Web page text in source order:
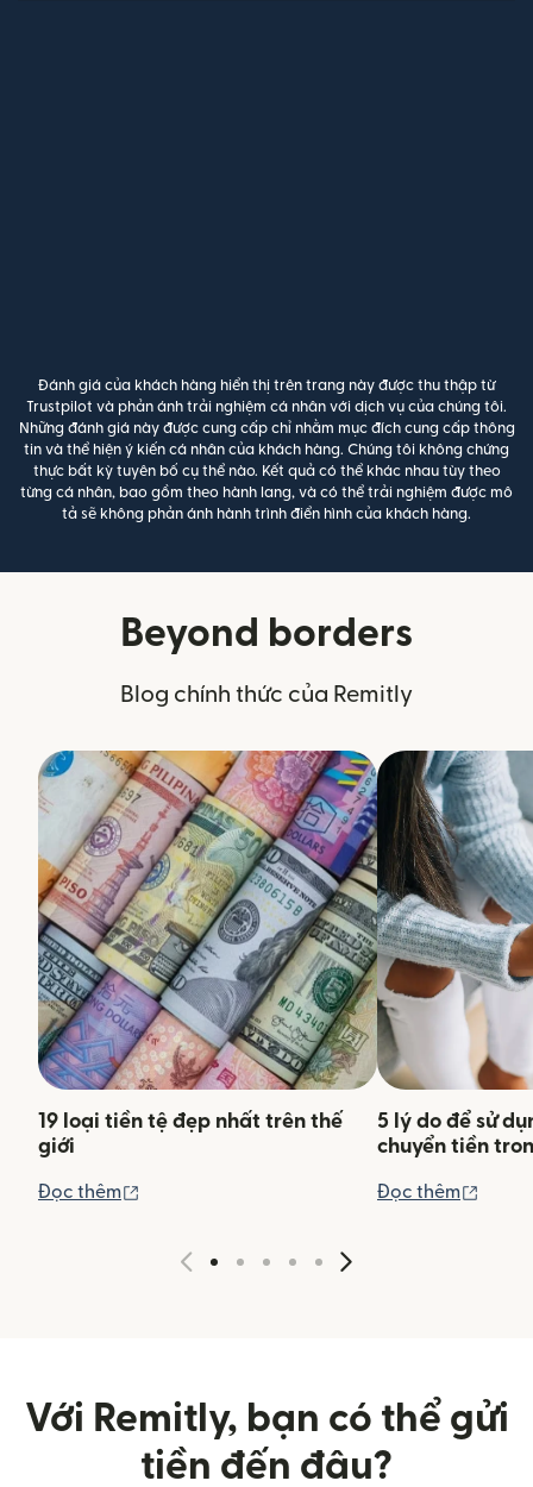
Đánh giá của khách hàng hiển thị trên trang này được thu thập từ
Trustpilot và phản ánh trải nghiệm cá nhân với dịch vụ của chúng tôi.
Những đánh giá này được cung cấp chỉ nhằm mục đích cung cấp thông
tin và thể hiện ý kiến cá nhân của khách hàng. Chúng tôi không chứng
thực bất kỳ tuyên bố cụ thể nào. Kết quả có thể khác nhau tùy theo
từng cá nhân, bao gồm theo hành lang, và có thể trải nghiệm được mô
tả sẽ không phản ánh hành trình điển hình của khách hàng.
Beyond borders
Blog chính thức của Remitly
19 loại tiền tệ đẹp nhất trên thế
giới
Đọc thêm
5 lý do để sử
chuyển tiền
Đọc thêm
Với Remitly, bạn có thể gửi
tiền đến đâu?